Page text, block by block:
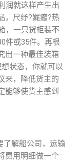
润就这样产生出
，尺纾?娓瘢?热
，一只货柜装不
件或35件。再根
出一种最佳装箱
想状态，你就可以
来，降低货主的
能够使货主感到
了解船公司，运输
费用明细做一个